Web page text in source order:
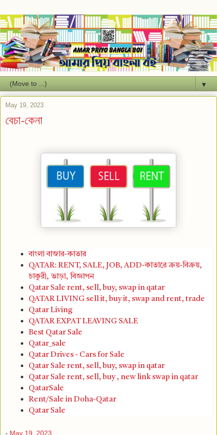
▼
May 19, 2023
বেচা-কেনা
বাংলা বাজার-কাতার
QATAR: RENT, SALE, JOB, ADD-কাতারে ক্রয়-বিক্রয়,
চাকুরী, ভাড়া, বিজ্ঞাপন
Qatar Sale rent, sell, buy, swap in qatar
QATAR LIVING sell it, buy it, swap and rent, trade
Qatar Living
QATAR EXPAT LEAVING SALE
Best Qatar Sale
Qatar_sale
Qatar Drives - Cars for Sale
Qatar Sale rent, sell, buy, swap in qatar
Qatar Sale rent, sell, buy , new link swap in qatar
QatarSale
Rent/Sale in Doha-Qatar
Qatar Sale
- May 19, 2023